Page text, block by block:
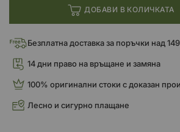
ДОБАВИ В КОЛИЧКАТА
Безплатна доставка за поръчки над
14 дни право на връщане и замяна
100% оригинални стоки с доказан
Лесно и сигурно плащане